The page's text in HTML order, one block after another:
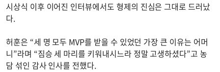
시상식 이후 이어진 인터뷰에서도 형제의 진심은 그대로 드러났
다.
허훈은 “세 명 모두 MVP를 받을 수 있었던 가장 큰 이유는 어머
니”라며 “짐승 세 마리를 키워내시느라 정말 고생하셨다”고 농
담 섞인 감사 인사를 전했다.